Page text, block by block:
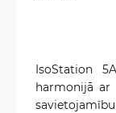
IsoStation
harmonijā ar